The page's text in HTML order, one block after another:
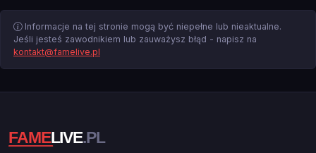
Informacje na tej stronie mogą być niepełne lub nieaktualne.
Jeśli jesteś zawodnikiem lub zauważysz błąd - napisz na
kontakt@famelive.pl